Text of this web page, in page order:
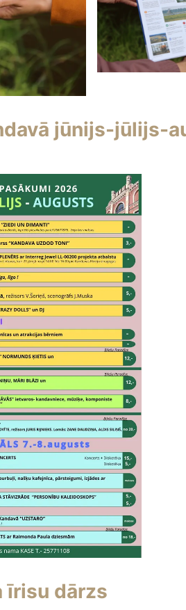
jūnijs-jūlijs-
īrisu dārzs